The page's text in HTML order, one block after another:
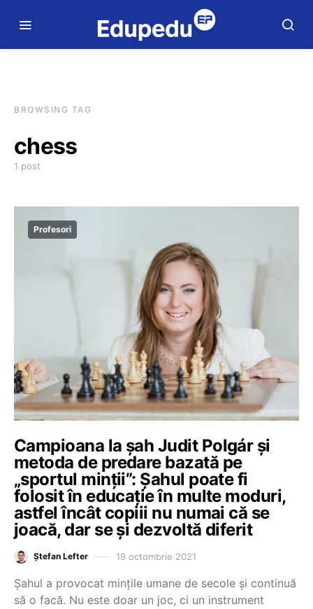
BROWSING TAG
chess
1 post
Profesori
Campioana la șah Judit Polgár și
metoda de predare bazată pe
„sportul minții”: Șahul poate fi
folosit în educație în multe moduri,
astfel încât copiii nu numai că se
joacă, dar se și dezvoltă diferit
Ștefan Lefter 19 octombrie 2021
Șahul a provocat mințile umane de secole și continuă
să o facă. Nu este doar un joc, ci un instrument